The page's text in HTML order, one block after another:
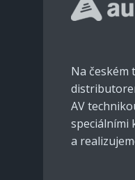
Na českém
AV
speciálními
a